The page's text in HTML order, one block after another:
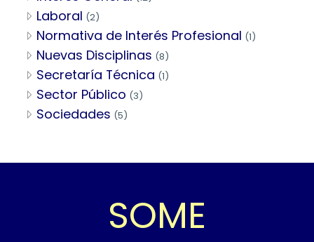
Laboral (2)
Normativa de Interés Profesional (1)
Nuevas Disciplinas (8)
Secretaría Técnica (1)
Sector Público (3)
Sociedades (5)
SOME